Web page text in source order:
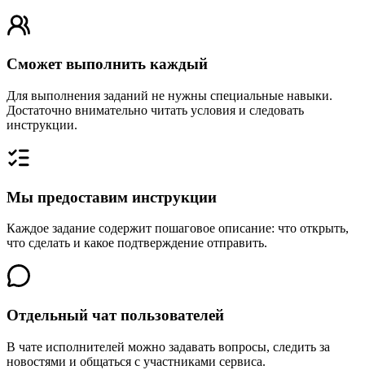
Сможет выполнить каждый
Для выполнения заданий не нужны специальные навыки.
Достаточно внимательно читать условия и следовать
инструкции.
Мы предоставим инструкции
Каждое задание содержит пошаговое описание: что открыть,
что сделать и какое подтверждение отправить.
Отдельный чат пользователей
В чате исполнителей можно задавать вопросы, следить за
новостями и общаться с участниками сервиса.